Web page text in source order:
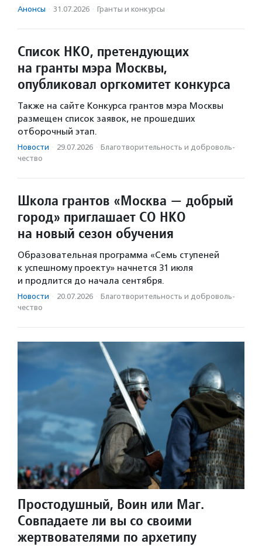
Анонсы · 31.07.2026 · Гранты и конкурсы
Список НКО, претендующих
на гранты мэра Москвы,
опубликовал оргкомитет конкурса
Также на сайте Конкурса грантов мэра Москвы
размещен список заявок, не прошедших
отборочный этап.
Новости · 29.07.2026 · Благотвори­тель­ность и доброволь­
чест­во
Школа грантов «Москва — добрый
город» приглашает СО НКО
на новый сезон обучения
Образовательная программа «Семь ступеней
к успешному проекту» начнется 31 июля
и продлится до начала сентября.
Новости · 20.07.2026 · Благотвори­тель­ность и доброволь­
чест­во
Простодушный, Воин или Маг.
Совпадаете ли вы со своими
жертвователями по архетипу